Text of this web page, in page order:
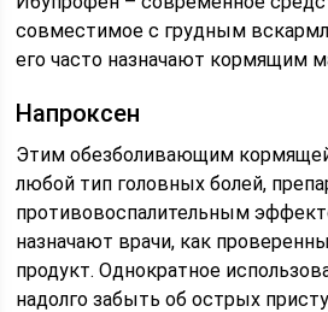
совместимое с грудным
его часто назначают кормящим
Напроксен
Этим обезболивающим
любой тип головных болей,
противовоспалительным
назначают врачи, как
продукт. Однократное
надолго забыть об острых